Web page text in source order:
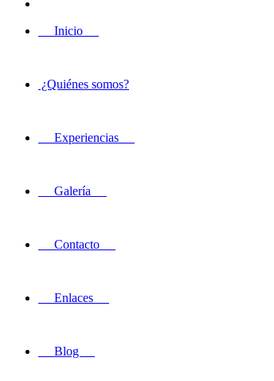
Inicio
¿Quiénes somos?
Experiencias
Galería
Contacto
Enlaces
Blog